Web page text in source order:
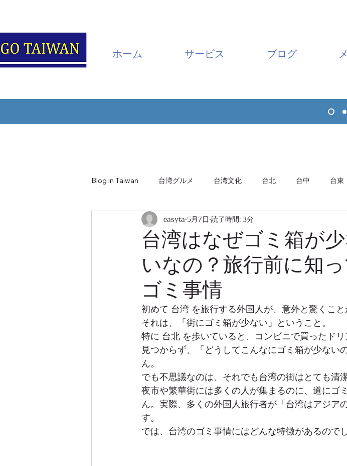
ホーム サービス ブログ
Blog in Taiwan 台湾グルメ 台湾文化 台北 台中 台東
南投・日月潭 嘉義・阿里山
台湾はなぜゴミ箱が
いなの？旅行前に知
ゴミ事情
easyta 5月7日 読了時間: 3分
初めて 台湾 を旅行する外国人が、意外と驚くこと
それは、「街にゴミ箱が少ない」ということ。
特に 台北 を歩いていると、コンビニで買ったド
見つからず、「どうしてこんなにゴミ箱が少ない
ん。
でも不思議なのは、それでも台湾の街はとても清
夜市や繁華街には多くの人が集まるのに、道にゴ
ん。実際、多くの外国人旅行者が「台湾はアジア
す。
では、台湾のゴミ事情にはどんな特徴があるので